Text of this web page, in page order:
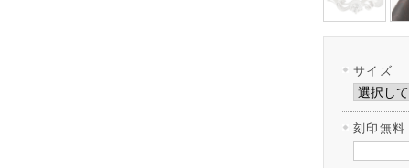
サイズ
刻印無料